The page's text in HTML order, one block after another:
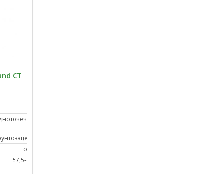
СТ
от 15
57,5-67,5